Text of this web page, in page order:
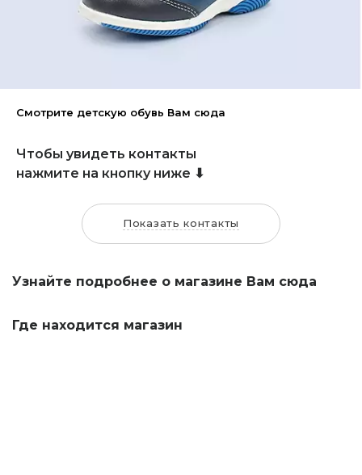
Смотрите детскую обувь Вам сюда
Чтобы увидеть контакты
нажмите на кнопку ниже ⬇
Показать контакты
Узнайте подробнее о магазине Вам сюда
Где находится магазин